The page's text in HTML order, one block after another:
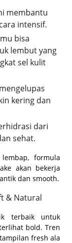
membantu
intensif.
bisa
lembut yang
sel kulit
kering dan
dari
sehat.
formula
akan bekerja
dan smooth.
& Natural
terbaik untuk
bold. Tren
fresh ala